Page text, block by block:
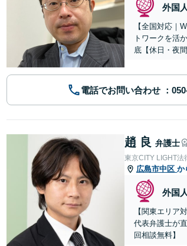
外国
【全国対応｜
トワークを活
底【休日・夜間
電話でお問い合わせ
趙 良 弁護士
東京CITY LIGHT法
広島市中区 か
外国
【関東エリア
代表弁護士が
回相談無料】